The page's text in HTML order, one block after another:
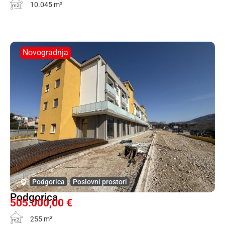
m2 10.045 m²
Novogradnja
Podgorica , Poslovni prostori
Podgorica
505.000,00 €
m2 255 m²